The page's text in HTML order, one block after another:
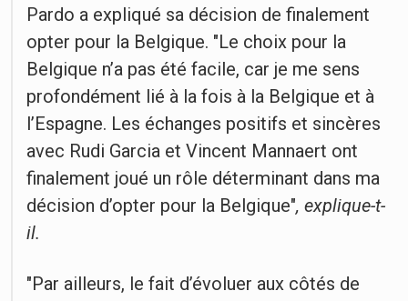
Pardo a expliqué sa décision de finalement
opter pour la Belgique. "Le choix pour la
Belgique n’a pas été facile, car je me sens
profondément lié à la fois à la Belgique et à
l’Espagne. Les échanges positifs et sincères
avec Rudi Garcia et Vincent Mannaert ont
finalement joué un rôle déterminant dans ma
décision d’opter pour la Belgique", explique-t-
il.
"Par ailleurs, le fait d’évoluer aux côtés de